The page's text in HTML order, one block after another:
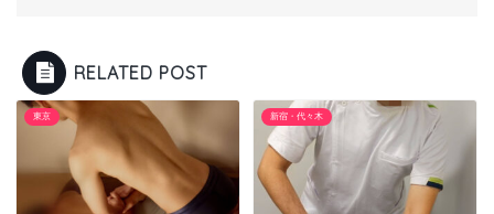
RELATED POST
東京 新宿・代々木